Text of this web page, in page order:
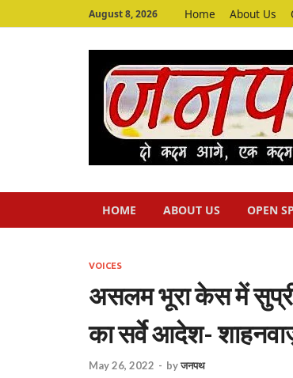
August 8, 2026 Home About Us
HOME ABOUT US OPEN
VOICES
असलम भूरा केस में
का सर्वे आदेश-
May 26, 2022 - byजनपथ